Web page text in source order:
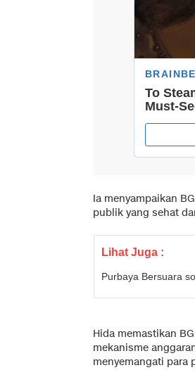
Ia menyampaikan
publik yang sehat
Lihat Juga :
Purbaya Bersuara
Hida memastikan
mekanisme
menyemangati para